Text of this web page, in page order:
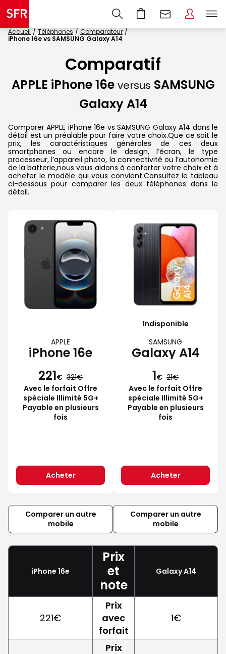
Accueil Téléphones
Comparateur
iPhone 16e vs SAMSUNG Galaxy A14
Comparatif
APPLE iPhone 16e versus SAMSUNG
Galaxy A14
Comparer APPLE iPhone 16e vs SAMSUNG Galaxy A14 dans le
détail est un préalable pour faire votre choix.Que ce soit le
prix, les caractéristiques générales de ces deux
smartphones ou encore le design, l’écran, le type
processeur, l’appareil photo, la connectivité ou l’autonomie
de la batterie,nous vous aidons à conforter votre choix et à
acheter le modèle qui vous convient.Consultez le tableau
ci-dessous pour comparer les deux téléphones dans le
détail.
APPLE
iPhone 16e
221€ 321
Avec le forfait Offre
spéciale Illimité 5G+
Payable en plusieurs
fois
Acheter
Indisponible
SAMSUNG
Galaxy A14
1€ 21
Avec le forfait Offre
spéciale Illimité 5G+
Payable en plusieurs
fois
Acheter
Comparer un autre
mobile
Comparer un autre
mobile
iPhone 16e
Prix
et
note
Galaxy A14
221€
Prix
avec
forfait
1€
Prix